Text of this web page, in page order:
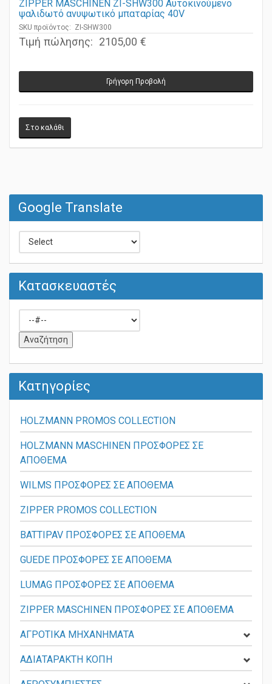
ZIPPER MASCHINEN ZI-SHW300 Αυτοκινούμενο
ψαλιδωτό ανυψωτικό μπαταρίας 40V
SKU προϊόντος: ZI-SHW300
Τιμή πώλησης: 2105,00 €
Google Translate
Κατασκευαστές
Κατηγορίες
HOLZMANN PROMOS COLLECTION
HOLZMANN MASCHINEN ΠΡΟΣΦΟΡΕΣ ΣΕ
ΑΠΟΘΕΜΑ
WILMS ΠΡΟΣΦΟΡΕΣ ΣΕ ΑΠΟΘΕΜΑ
ZIPPER PROMOS COLLECTION
BATTIPAV ΠΡΟΣΦΟΡΕΣ ΣΕ ΑΠΟΘΕΜΑ
GUEDE ΠΡΟΣΦΟΡΕΣ ΣΕ ΑΠΟΘΕΜΑ
LUMAG ΠΡΟΣΦΟΡΕΣ ΣΕ ΑΠΟΘΕΜΑ
ZIPPER MASCHINEN ΠΡΟΣΦΟΡΕΣ ΣΕ ΑΠΟΘΕΜΑ
ΑΓΡΟΤΙΚΑ ΜΗΧΑΝΗΜΑΤΑ
ΑΔΙΑΤΑΡΑΚΤΗ ΚΟΠΗ